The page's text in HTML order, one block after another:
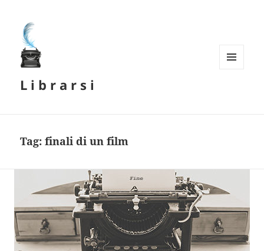
L i b r a r s i
Tag:finali di un film